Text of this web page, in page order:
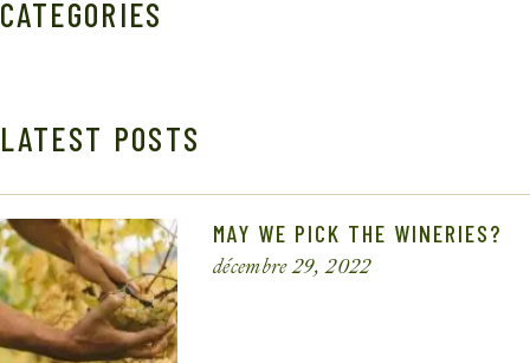
CATEGORIES
LATEST POSTS
MAY WE PICK THE WINERIES?
décembre 29, 2022